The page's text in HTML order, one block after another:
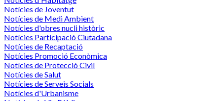
Notícies de Joventut
Notícies de Medi Ambient
Notícies d'obres nucli històric
Notícies Participació Ciutadana
Notícies de Recaptació
Notícies Promoció Econòmica
Notícies de Protecció Civil
Notícies de Salut
Notícies de Serveis Socials
Notícies d'Urbanisme